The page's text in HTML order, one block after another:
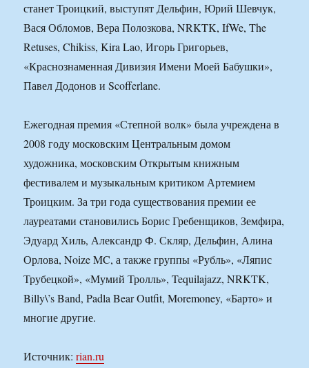
станет Троицкий, выступят Дельфин, Юрий Шевчук,
Вася Обломов, Вера Полозкова, NRKTK, IfWe, The
Retuses, Chikiss, Kira Lao, Игорь Григорьев,
«Краснознаменная Дивизия Имени Моей Бабушки»,
Павел Додонов и Scofferlane.
Ежегодная премия «Степной волк» была учреждена в
2008 году московским Центральным домом
художника, московским Открытым книжным
фестивалем и музыкальным критиком Артемием
Троицким. За три года существования премии ее
лауреатами становились Борис Гребенщиков, Земфира,
Эдуард Хиль, Александр Ф. Скляр, Дельфин, Алина
Орлова, Noize MC, а также группы «Рубль», «Ляпис
Трубецкой», «Мумий Тролль», Tequilajazz, NRKTK,
Billy\’s Band, Padla Bear Outfit, Moremoney, «Барто» и
многие другие.
Источник:rian.ru